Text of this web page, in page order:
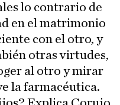
lo contrario de
en el matrimonio
con el otro, y
otras virtudes,
al otro y mirar
la farmacéutica.